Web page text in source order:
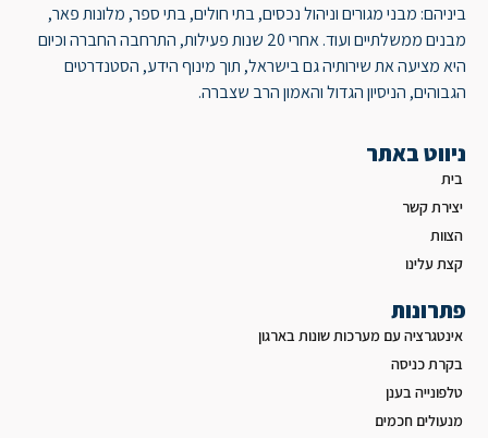
ביניהם: מבני מגורים וניהול נכסים, בתי חולים, בתי ספר, מלונות פאר,
מבנים ממשלתיים ועוד. אחרי 20 שנות פעילות, התרחבה החברה וכיום
היא מציעה את שירותיה גם בישראל, תוך מינוף הידע, הסטנדרטים
הגבוהים, הניסיון הגדול והאמון הרב שצברה.
ניווט באתר
בית
יצירת קשר
הצוות
קצת עלינו
פתרונות
אינטגרציה עם מערכות שונות בארגון
בקרת כניסה
טלפונייה בענן
מנעולים חכמים